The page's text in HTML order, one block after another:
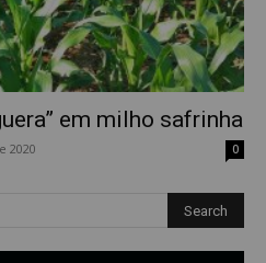
em milho safrinha
2020 0